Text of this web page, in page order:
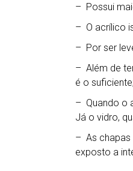
– Possui
– O acrílico
– Por ser
– Além de
é o
– Quando o
Já o vidro,
– As chapas
exposto a